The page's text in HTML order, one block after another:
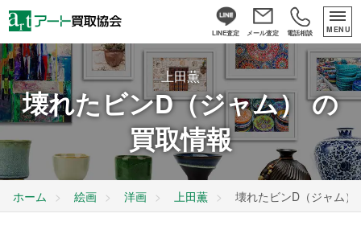
LINE査定 メール査定 電話相談 MENU
上田薫
壊れたビンD（ジャム） の
買取情報
ホーム 絵画 洋画 上田薫 壊れたビンD（ジャム）